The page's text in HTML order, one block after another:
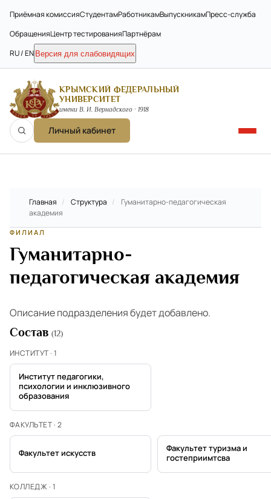
Приёмная комиссияСтудентамРаботникамВыпускникамПресс-служба
ОбращенияЦентр тестированияПартнёрам
RU / EN Версия для слабовидящих
КРЫМСКИЙ ФЕДЕРАЛЬНЫЙ
УНИВЕРСИТЕТ
имени В. И. Вернадского · 1918
Личный кабинет
Главная / Структура /
Гуманитарно-педагогическая
академия
ФИЛИАЛ
Гуманитарно-
педагогическая академия
Описание подразделения будет добавлено.
Состав (12)
ИНСТИТУТ · 1
Институт педагогики,
психологии и инклюзивного
образования
ФАКУЛЬТЕТ · 2
Факультет искусств
Факультет туризма и
гостеприимтсва
КОЛЛЕДЖ · 1